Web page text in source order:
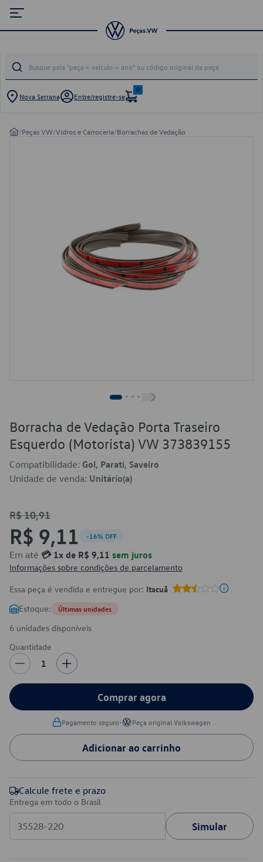
Nova Serrana Entre/registre-se
0
/Peças VW/Vidros e Carroceria/Borrachas de Vedação
Borracha de Vedação Porta Traseiro
Esquerdo (Motorista) VW 373839155
Compatibilidade: Gol, Parati, Saveiro
Unidade de venda: Unitário(a)
R$ 10,91
R$ 9,11 -16% OFF
Em até 💳 1x de R$ 9,11 sem juros
Informações sobre condições de parcelamento
Essa peça é vendida e entregue por: Itacuã
Estoque: Últimas unidades
6 unidades disponíveis
Quantidade
1
Comprar agora
Pagamento seguro• Peça original Volkswagen
Adicionar ao carrinho
Calcule frete e prazo
Entrega em todo o Brasil
Simular